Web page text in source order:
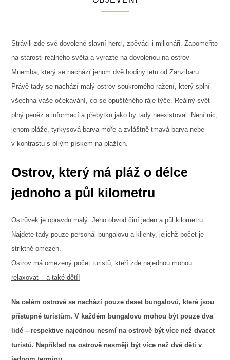
Strávili zde své dovolené slavní herci, zpěváci i milionáři. Zapomeňte
na starosti reálného světa a vyrazte na dovolenou na ostrov
Mnemba, který se nachází jenom dvě hodiny letu od Zanzibaru.
Právě tady se nachází malý ostrov soukromého ražení, který splní
všechna vaše očekávání, co se opuštěného ráje týče. Reálný svět
plný peněz a informací a přebytku jako by tady neexistoval. Není nic,
jenom pláže, tyrkysová barva moře a zvláštně tmavá barva nebe
v kontrastu s bílým pískem na plážích.
Ostrov, který má pláž o délce
jednoho a půl kilometru
Ostrůvek je opravdu malý. Jeho obvod činí jeden a půl kilometru.
Najdete tady pouze personál bungalovů a klienty, jejichž počet je
striktně omezen.
Ostrov má omezený počet turistů, kteří zde najednou mohou
relaxovat – a také dětí!
Na celém ostrově se nachází pouze deset bungalovů, které jsou
přístupné turistům. V každém bungalovu mohou být pouze dva
lidé – respektive najednou nesmí na ostrově být více než dvacet
turistů. Například na ostrově nesmějí být více než dvě děti v